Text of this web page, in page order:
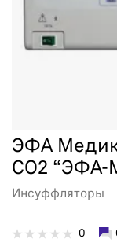
ЭФА
СО2 “ЭФА-
Инсуффляторы
0